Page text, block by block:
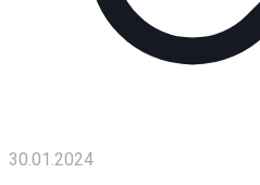
30.01.2024